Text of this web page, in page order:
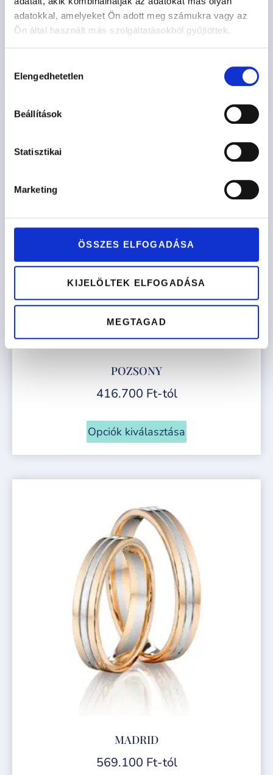
adatokkal, amelyeket Ön adott meg számukra vagy az
Ön által használt más szolgáltatásokból gyűjtöttek.
kiválasztása
Elengedhetetlen
Beállítások
Statisztikai
Marketing
ÖSSZES ELFOGADÁSA
KIJELÖLTEK ELFOGADÁSA
MEGTAGAD
427.900Ft-tól
POZSONY
416.700 Ft-tól
Opciók kiválasztása
MADRID
569.100 Ft-tól